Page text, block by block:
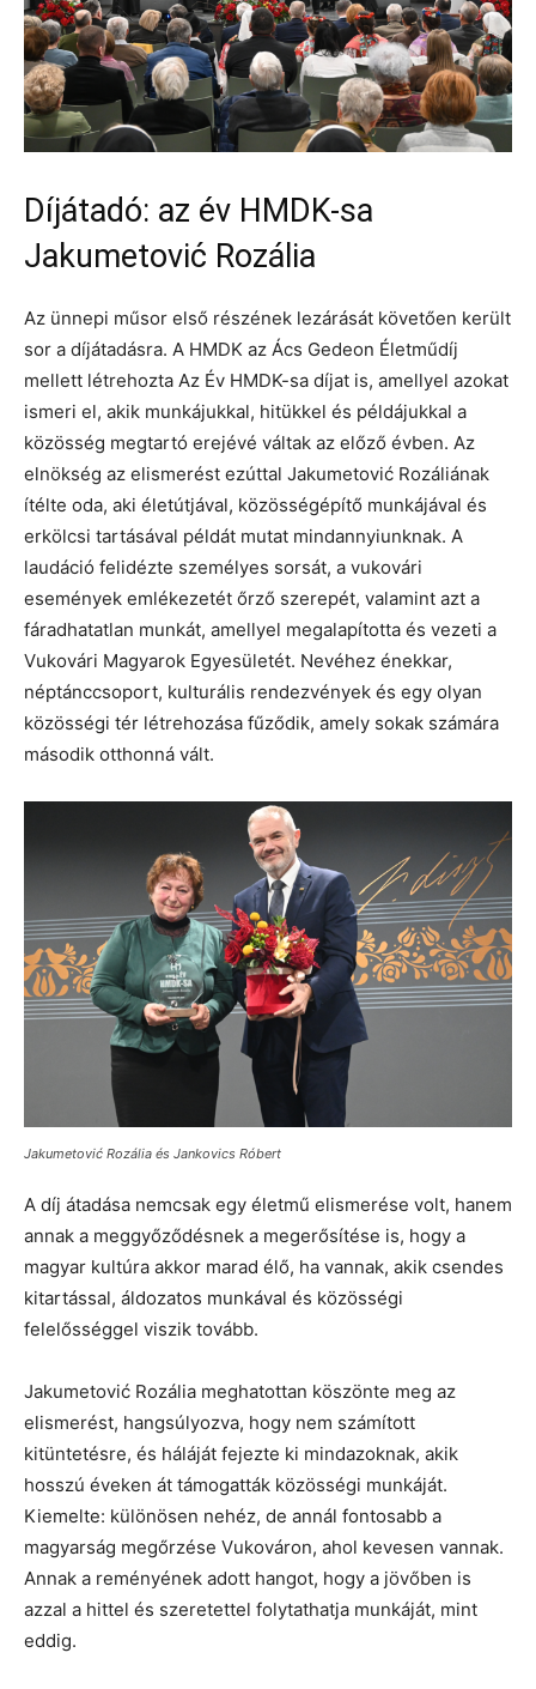
Díjátadó: az év HMDK-sa
Jakumetović Rozália
Az ünnepi műsor első részének lezárását követően került
sor a díjátadásra. A HMDK az Ács Gedeon Életműdíj
mellett létrehozta Az Év HMDK-sa díjat is, amellyel azokat
ismeri el, akik munkájukkal, hitükkel és példájukkal a
közösség megtartó erejévé váltak az előző évben. Az
elnökség az elismerést ezúttal Jakumetović Rozáliának
ítélte oda, aki életútjával, közösségépítő munkájával és
erkölcsi tartásával példát mutat mindannyiunknak. A
laudáció felidézte személyes sorsát, a vukovári
események emlékezetét őrző szerepét, valamint azt a
fáradhatatlan munkát, amellyel megalapította és vezeti a
Vukovári Magyarok Egyesületét. Nevéhez énekkar,
néptánccsoport, kulturális rendezvények és egy olyan
közösségi tér létrehozása fűződik, amely sokak számára
második otthonná vált.
Jakumetović Rozália és Jankovics Róbert
A díj átadása nemcsak egy életmű elismerése volt, hanem
annak a meggyőződésnek a megerősítése is, hogy a
magyar kultúra akkor marad élő, ha vannak, akik csendes
kitartással, áldozatos munkával és közösségi
felelősséggel viszik tovább.
Jakumetović Rozália meghatottan köszönte meg az
elismerést, hangsúlyozva, hogy nem számított
kitüntetésre, és háláját fejezte ki mindazoknak, akik
hosszú éveken át támogatták közösségi munkáját.
Kiemelte: különösen nehéz, de annál fontosabb a
magyarság megőrzése Vukováron, ahol kevesen vannak.
Annak a reményének adott hangot, hogy a jövőben is
azzal a hittel és szeretettel folytathatja munkáját, mint
eddig.